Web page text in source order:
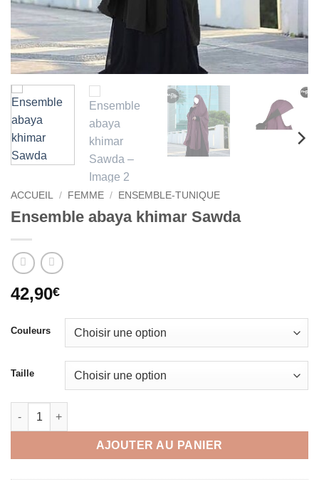
ACCUEIL / FEMME / ENSEMBLE-TUNIQUE
Ensemble abaya khimar Sawda
42,90€
Couleurs
Taille
quantité de Ensemble abaya khimar Sawda
AJOUTER AU PANIER